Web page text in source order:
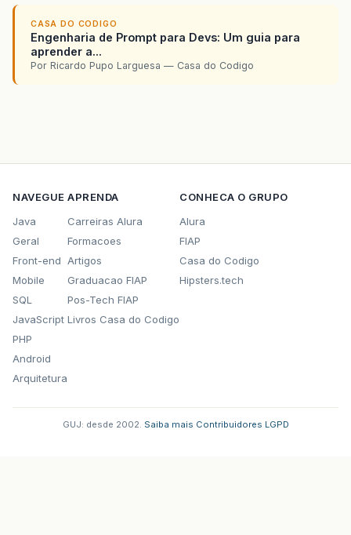
CASA DO CODIGO
Engenharia de Prompt para Devs: Um guia para
aprender a...
Por Ricardo Pupo Larguesa — Casa do Codigo
NAVEGUE
Java
Geral
Front-end
Mobile
SQL
JavaScript
PHP
Android
Arquitetura
APRENDA
Carreiras Alura
Formacoes
Artigos
Graduacao FIAP
Pos-Tech FIAP
Livros Casa do Codigo
CONHECA O GRUPO
Alura
FIAP
Casa do Codigo
Hipsters.tech
GUJ: desde 2002. Saiba mais Contribuidores LGPD